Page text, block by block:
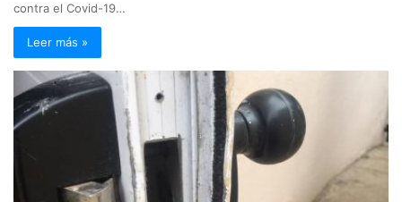
contra el Covid-19…
Leer más »